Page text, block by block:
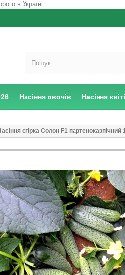
Насіння овочів Насіння
огірка Солон F1 партенокарпічний